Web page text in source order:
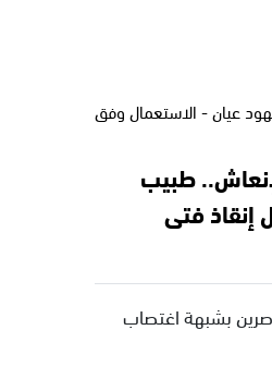
طبيب
إنقاذ فتى
بشبهة اغتصاب